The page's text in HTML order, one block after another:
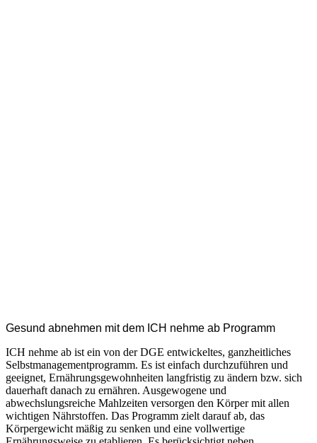
Gesund abnehmen mit dem ICH nehme ab Programm
ICH nehme ab ist ein von der DGE entwickeltes, ganzheitliches
Selbstmanagementprogramm. Es ist einfach durchzuführen und
geeignet, Ernährungsgewohnheiten langfristig zu ändern bzw. sich
dauerhaft danach zu ernähren. Ausgewogene und
abwechslungsreiche Mahlzeiten versorgen den Körper mit allen
wichtigen Nährstoffen. Das Programm zielt darauf ab, das
Körpergewicht mäßig zu senken und eine vollwertige